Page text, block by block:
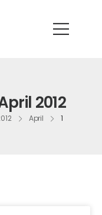
2012
April 1